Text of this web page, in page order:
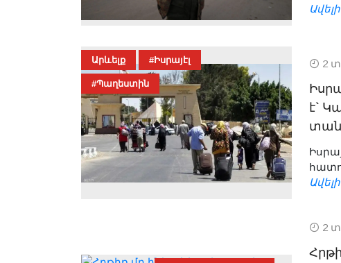
Արևելք #Իսրայէլ
#Պաղեստին
2
է`
2